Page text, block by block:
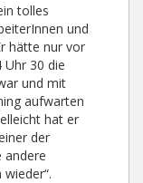
tolles
und
hätte nur vor
30 die
und mit
aufwarten
hat er
der
andere